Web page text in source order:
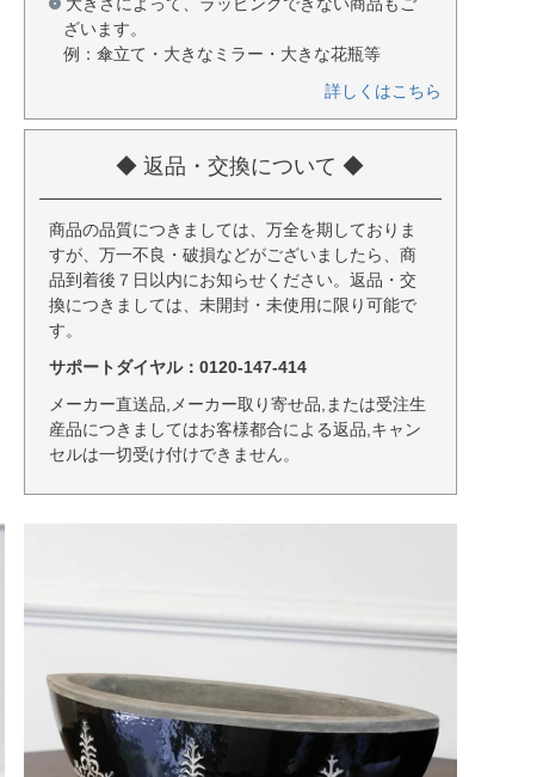
ざいます。
例：傘立て・大きなミラー・大きな花瓶等
詳しくはこちら
◆ 返品・交換について ◆
商品の品質につきましては、万全を期しておりま
すが、万一不良・破損などがございましたら、商
品到着後７日以内にお知らせください。返品・交
換につきましては、未開封・未使用に限り可能で
す。
サポートダイヤル：0120-147-414
メーカー直送品,メーカー取り寄せ品,または受注生
産品につきましてはお客様都合による返品,キャン
セルは一切受け付けできません。